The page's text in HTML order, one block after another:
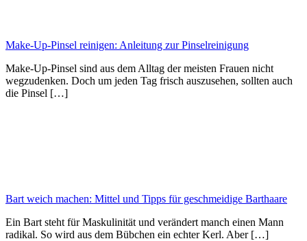
Make-Up-Pinsel reinigen: Anleitung zur Pinselreinigung
Make-Up-Pinsel sind aus dem Alltag der meisten Frauen nicht
wegzudenken. Doch um jeden Tag frisch auszusehen, sollten auch
die Pinsel […]
Bart weich machen: Mittel und Tipps für geschmeidige Barthaare
Ein Bart steht für Maskulinität und verändert manch einen Mann
radikal. So wird aus dem Bübchen ein echter Kerl. Aber […]